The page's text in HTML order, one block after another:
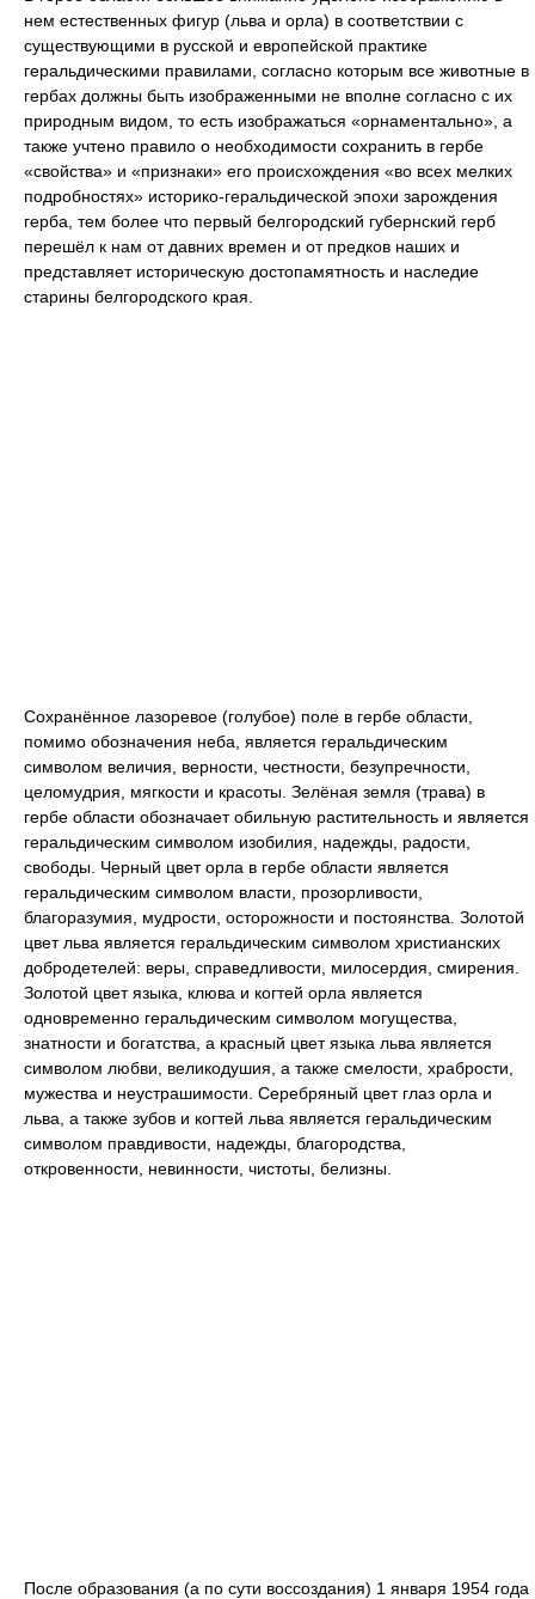
нем естественных фигур (льва и орла) в соответствии с
существующими в русской и европейской практике
геральдическими правилами, согласно которым все животные в
гербах должны быть изображенными не вполне согласно с их
природным видом, то есть изображаться «орнаментально», а
также учтено правило о необходимости сохранить в гербе
«свойства» и «признаки» его происхождения «во всех мелких
подробностях» историко-геральдической эпохи зарождения
герба, тем более что первый белгородский губернский герб
перешёл к нам от давних времен и от предков наших и
представляет историческую достопамятность и наследие
cтарины белгородского края.
Сохранённое лазоревое (голубое) поле в гербе области,
помимо обозначения неба, является геральдическим
символом величия, верности, честности, безупречности,
целомудрия, мягкости и красоты. Зелёная земля (трава) в
гербе области обозначает обильную растительность и является
геральдическим символом изобилия, надежды, радости,
свободы. Черный цвет орла в гербе области является
геральдическим символом власти, прозорливости,
благоразумия, мудрости, осторожности и постоянства. Золотой
цвет льва является геральдическим символом христианских
добродетелей: веры, справедливости, милосердия, смирения.
Золотой цвет языка, клюва и когтей орла является
одновременно геральдическим символом могущества,
знатности и богатства, а красный цвет языка льва является
символом любви, великодушия, а также смелости, храбрости,
мужества и неустрашимости. Серебряный цвет глаз орла и
льва, а также зубов и когтей льва является геральдическим
символом правдивости, надежды, благородства,
откровенности, невинности, чистоты, белизны.
После образования (а по сути воссоздания) 1 января 1954 года